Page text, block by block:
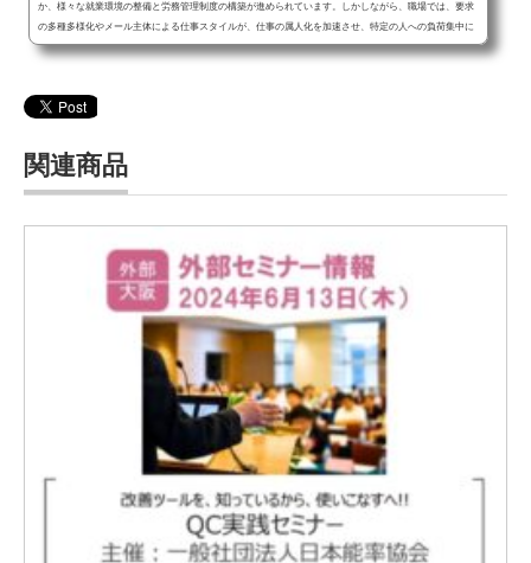
か、様々な就業環境の整備と労務管理制度の構築が進められています。しかしながら、職場では、要求
の多種多様化やメール主体による仕事スタイルが、仕事の属人化を加速させ、特定の人への負荷集中に
よって残業の常態化や、仕事の個人完結化(個人管理化)などによりチーム生産性の低下が問題となって
関連商品